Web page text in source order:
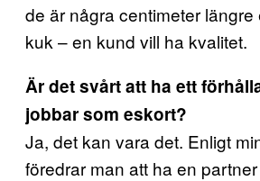
de är några centimeter längre
kuk – en kund vill ha kvalitet.
Är det svårt att ha ett
jobbar som eskort?
Ja, det kan vara det. Enligt
föredrar man att ha en